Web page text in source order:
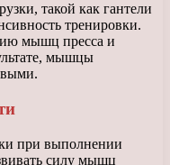
такой как гантели
тренировки.
мышц пресса и
мышцы
при выполнении
силу мышц